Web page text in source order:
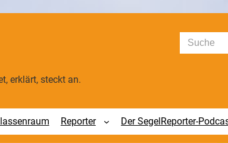
Suchen
erklärt, steckt an.
Reporter Der SegelReporter-